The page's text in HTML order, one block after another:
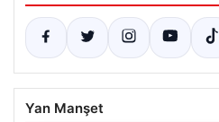
Yan Manşet